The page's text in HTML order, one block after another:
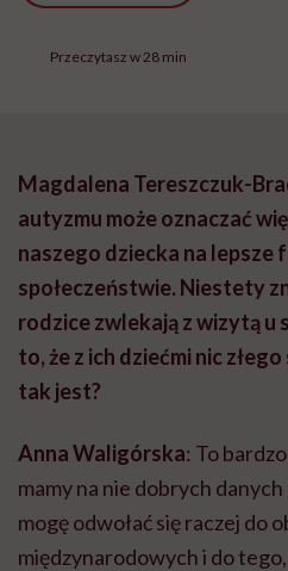
Przeczytasz w 28 min
Magdalena Tereszczuk-
autyzmu może oznaczać
naszego dziecka na lepsze
społeczeństwie. Niestety
rodzice zwlekają z wizytą u
to, że z ich dziećmi nic
tak jest?
Anna Waligórska: To
mamy na nie dobrych
mogę odwołać się raczej do
międzynarodowych i do